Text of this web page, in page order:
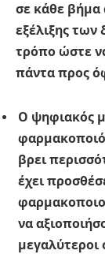
σε κάθε βήμα
εξέλιξης των
τρόπο ώστε
πάντα προς
Ο ψηφιακός
φαρμακοποιό
βρει
έχει
να
μεγαλύτεροι